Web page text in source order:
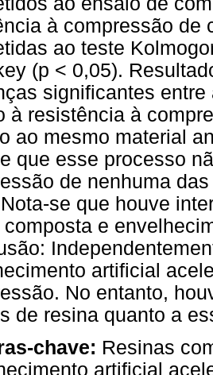
à compressão de
ao teste
(p < 0,05).
significantes
à resistência à
ao mesmo material
que esse processo
de nenhuma
se que houve
composta e
artificial
No entanto,
de resina quanto a
chave: Resinas
artificial